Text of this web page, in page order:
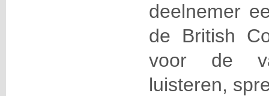
deelnemer
de British
voor de
luisteren,